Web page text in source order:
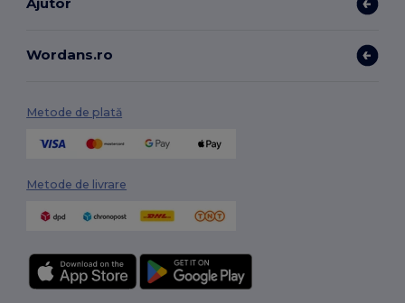
Wordans.ro
Metode de plată
Metode de livrare